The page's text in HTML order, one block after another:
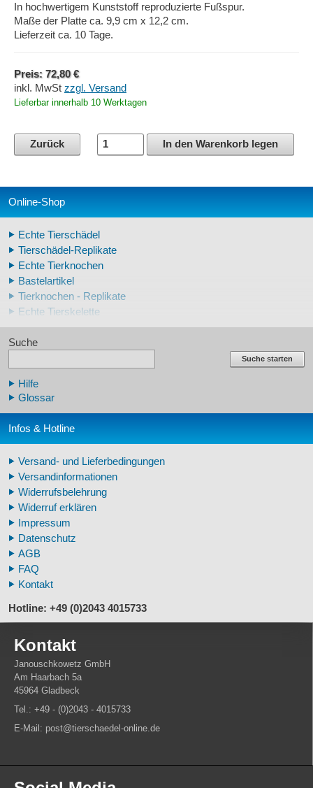
In hochwertigem Kunststoff reproduzierte Fußspur.
Maße der Platte ca. 9,9 cm x 12,2 cm.
Lieferzeit ca. 10 Tage.
Preis: 72,80 €
inkl. MwSt zzgl. Versand
Lieferbar innerhalb 10 Werktagen
Zurück In den Warenkorb legen
Online-Shop
Echte Tierschädel
Tierschädel-Replikate
Echte Tierknochen
Bastelartikel
Tierknochen - Replikate
Echte Tierskelette
Echte Tierzähne
Krallen- und Zahnreplikate
Schädelreplikate Mensch
Knochenreplikate Mensch
Arm-/Beinskelette Mensch
Zähne Warzenschwein
Veterinär - Lehrmittel
Fossilreplikate Mensch
Pferdemähnen
Fußspuren museal
Tierhörner
Suche
Suche starten
Hilfe
Glossar
Infos & Hotline
Versand- und Lieferbedingungen
Versandinformationen
Widerrufsbelehrung
Widerruf erklären
Impressum
Datenschutz
AGB
FAQ
Kontakt
Hotline: +49 (0)2043 4015733
Kontakt
Janouschkowetz GmbH
Am Haarbach 5a
45964 Gladbeck
Tel.: +49 - (0)2043 - 4015733
E-Mail: post@tierschaedel-online.de